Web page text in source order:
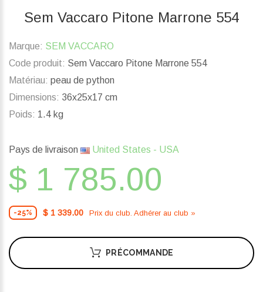
Sem Vaccaro Pitone Marrone 554
Marque: SEM VACCARO
Code produit: Sem Vaccaro Pitone Marrone 554
Matériau: peau de python
Dimensions: 36x25x17 cm
Poids: 1.4 kg
Pays de livraison United States - USA
$ 1 785.00
-25% $ 1 339.00 Prix ​​du club. Adhérer au club »
PRÉCOMMANDE